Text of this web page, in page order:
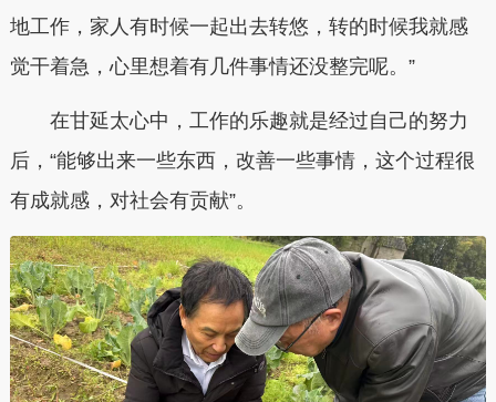
地工作，家人有时候一起出去转悠，转的时候我就感
觉干着急，心里想着有几件事情还没整完呢。”
在甘延太心中，工作的乐趣就是经过自己的努力
后，“能够出来一些东西，改善一些事情，这个过程很
有成就感，对社会有贡献”。